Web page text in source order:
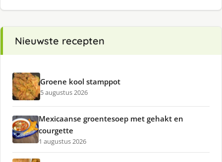
Nieuwste recepten
Groene kool stamppot
5 augustus 2026
Mexicaanse groentesoep met gehakt en
courgette
1 augustus 2026